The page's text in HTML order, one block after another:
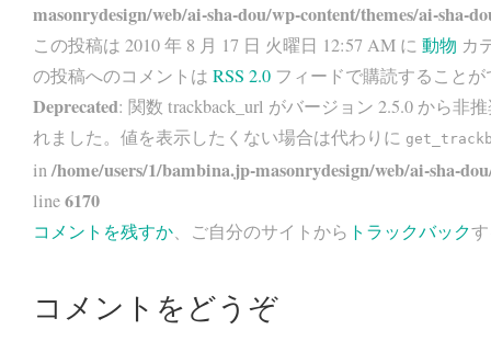
masonrydesign/web/ai-sha-dou/wp-content/themes/ai-sha-
この投稿は 2010 年 8 月 17 日 火曜日 12:57 AM に 動物 カ
の投稿へのコメントは RSS 2.0 フィードで購読すること
Deprecated: 関数 trackback_url がバージョン 2.5.0 から非
れました。値を表示したくない場合は代わりに
in/home/users/1/bambina.jp-masonrydesign/web/ai-sha-
line6170
コメントを残すか、ご自分のサイトから トラックバック
コメントをどうぞ